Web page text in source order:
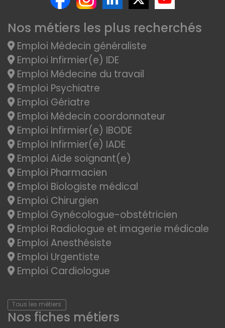
Nos métiers les plus recherchés
Emploi Médecin généraliste
Emploi Infirmier(e) IDE
Emploi Médecine du travail
Emploi Psychiatre
Emploi Gériatre
Emploi Médecin coordonnateur
Emploi Infirmier(e) IBODE
Emploi Infirmier(e) IADE
Emploi Aide soignant(e)
Emploi Pharmacien
Emploi Biologiste médical
Emploi Chirurgien
Emploi Gynécologue-obstétricien
Emploi Radiologue et imagerie médicale
Emploi Anesthésiste
Emploi Urgentiste
Emploi Cardiologue
Tous les métiers
Nos fiches métiers